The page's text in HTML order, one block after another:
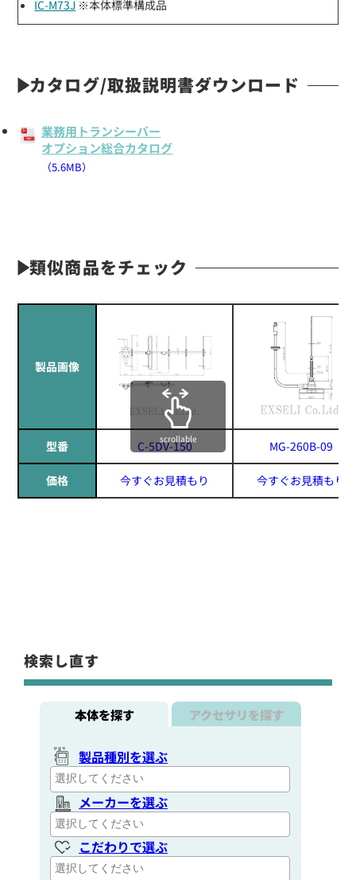
IC-M73J ※本体標準構成品
カタログ/取扱説明書ダウンロード
業務用トランシーバー
オプション総合カタログ
（5.6MB）
類似商品をチェック
製品画像
型番 C-5DV-150 MG-260B-09
価格 今すぐお見積もり 今すぐお見積もり
scrollable
検索し直す
本体を探す アクセサリを探す
製品種別を選ぶ
メーカーを選ぶ
こだわりで選ぶ